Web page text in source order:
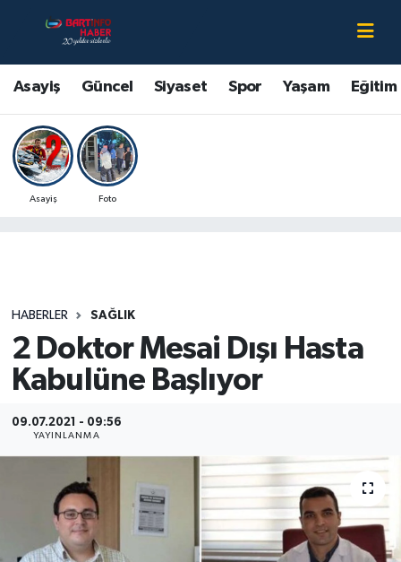
Asayiş Güncel Siyaset Spor Yaşam Eğitim
Asayiş Foto
HABERLER SAĞLIK
2 Doktor Mesai Dışı Hasta
Kabulüne Başlıyor
09.07.2021 - 09:56
YAYINLANMA
Asayiş
Bartın Hakkında
Çevre
Eğitim
Kültür-Sanat
Magazin
Medya
Sağlık
Sinema
Bartın Nöbetçi Eczaneler
Bartın Hava Durumu
Bartin Namaz Vakitleri
Bartın Trafik Yoğunluk Haritası
Son Dakika Haberleri
Haber Arşivi